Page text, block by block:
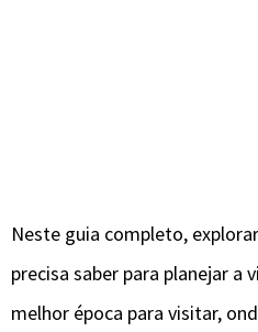
Neste guia completo,
precisa saber para planejar a
melhor época para visitar,